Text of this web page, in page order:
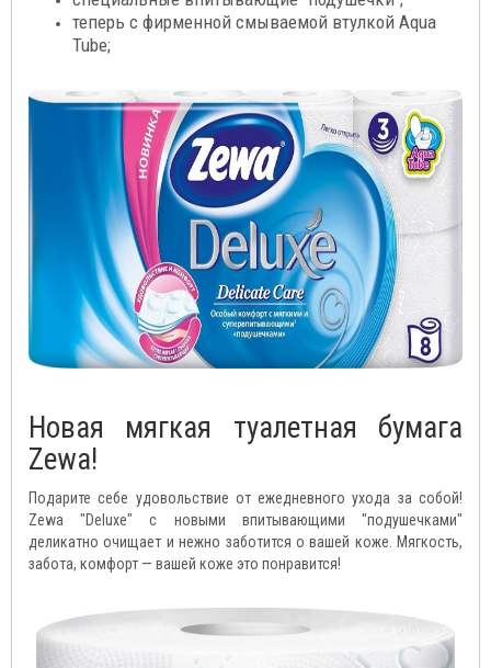
теперь с фирменной смываемой втулкой Aqua
Tube;
Новая мягкая туалетная бумага
Zewa!
Подарите себе удовольствие от ежедневного ухода за собой!
Zewa "Deluxe" с новыми впитывающими "подушечками"
деликатно очищает и нежно заботится о вашей коже. Мягкость,
забота, комфорт — вашей коже это понравится!